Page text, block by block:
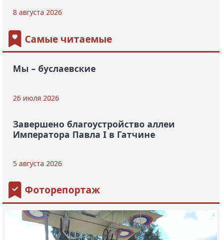
8 августа 2026
Самые читаемые
Мы – буслаевские
26 июля 2026
Завершено благоустройство аллеи
Императора Павла I в Гатчине
5 августа 2026
Фоторепортаж